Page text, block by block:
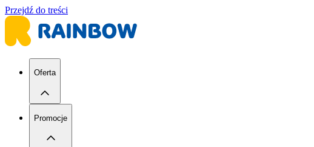
Przejdź do treści
Oferta
Promocje